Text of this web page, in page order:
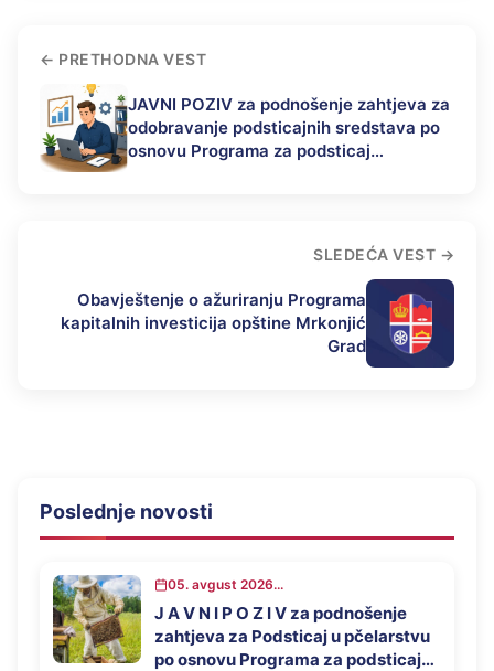
PRETHODNA VEST
JAVNI POZIV za podnošenje zahtjeva za
odobravanje podsticajnih sredstava po
osnovu Programa za podsticaj
SLEDEĆA VEST
Obavještenje o ažuriranju Programa
kapitalnih investicija opštine Mrkonjić
Grad
Poslednje novosti
05. avgust 2026...
J A V N I P O Z I V za podnošenje
zahtjeva za Podsticaj u pčelarstvu
po osnovu Programa za podsticaj